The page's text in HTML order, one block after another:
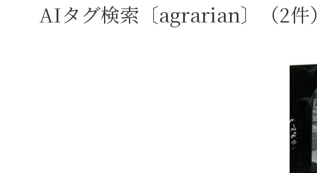
AIタグ検索〔agrarian〕（2件）